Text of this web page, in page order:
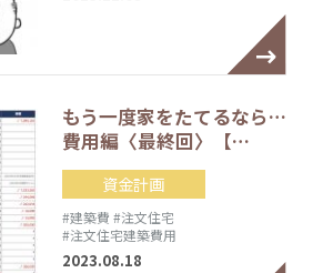
もう一度家をたてるなら…
費用編〈最終回〉【…
資金計画
#建築費 #注文住宅
#注文住宅建築費用
2023.08.18